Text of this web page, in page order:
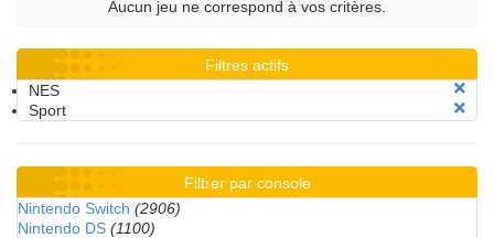
Aucun jeu ne correspond à vos critères.
Filtres actifs
NES
Sport
Filtrer par console
Nintendo Switch (2906)
Nintendo DS (1100)